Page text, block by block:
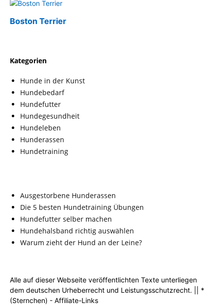
Boston Terrier
Kategorien
Hunde in der Kunst
Hundebedarf
Hundefutter
Hundegesundheit
Hundeleben
Hunderassen
Hundetraining
Ausgestorbene Hunderassen
Die 5 besten Hundetraining Übungen
Hundefutter selber machen
Hundehalsband richtig auswählen
Warum zieht der Hund an der Leine?
Alle auf dieser Webseite veröffentlichten Texte unterliegen
dem deutschen Urheberrecht und Leistungsschutzrecht. || *
(Sternchen) - Affiliate-Links